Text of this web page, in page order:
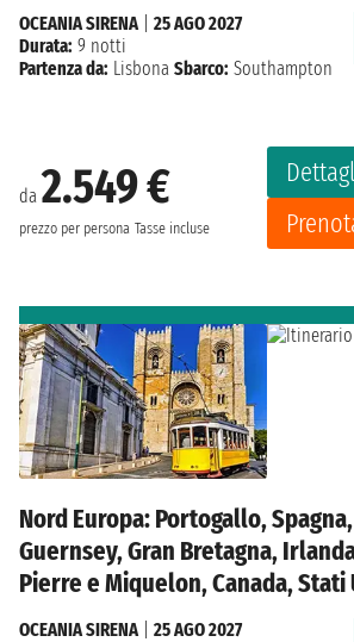
da 2.549 €
prezzo per persona Tasse incluse
OCEANIA SIRENA| 25 AGO 2027
Durata: 9 notti
Partenza da: Lisbona Sbarco: Southampton
Nord Europa: Portogallo,
Guernsey, Gran Bretagna,
Pierre e Miquelon, Canada, Stati
OCEANIA SIRENA| 25 AGO 2027